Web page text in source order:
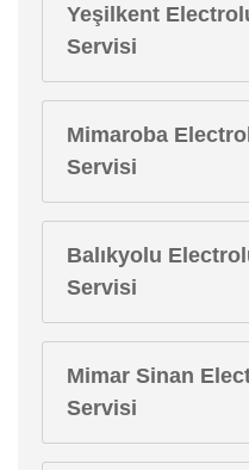
Yeşilkent
Servisi
Mimaroba
Servisi
Balıkyolu
Servisi
Mimar Sinan
Servisi